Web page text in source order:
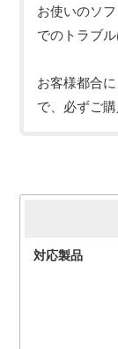
お使いのソ
でのトラブル
お客様都合
で、必ずご
対応製品